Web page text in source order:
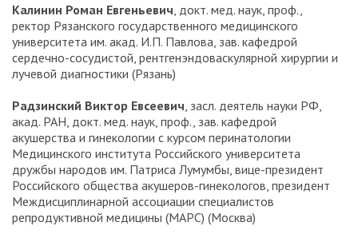
Калинин Роман Евгеньевич , докт. мед. наук, проф.,
ректор Рязанского государственного медицинского
университета им. акад. И.П. Павлова, зав. кафедрой
сердечно-сосудистой, рентгенэндоваскулярной хирургии и
лучевой диагностики (Рязань)
Радзинский Виктор Евсеевич , засл. деятель науки РФ,
акад. РАН, докт. мед. наук, проф., зав. кафедрой
акушерства и гинекологии с курсом перинатологии
Медицинского института Российского университета
дружбы народов им. Патриса Лумумбы, вице-президент
Российского общества акушеров-гинекологов, президент
Междисциплинарной ассоциации специалистов
репродуктивной медицины (МАРС) (Москва)